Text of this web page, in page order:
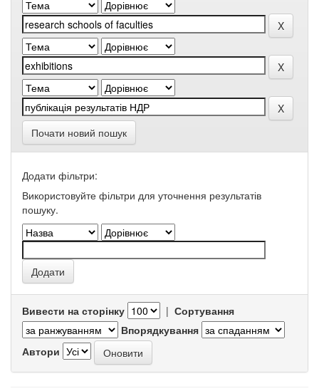
Почати новий пошук
Додати фільтри:
Використовуйте фільтри для уточнення результатів
пошуку.
Вивести на сторінку | Сортування
Впорядкування
Автори